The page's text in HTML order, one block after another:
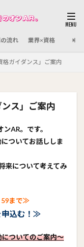
流れ 業界×資格
格ガイダンス」ご案内
ンス」ご案内
AR。です。
ついてお話ししま
来について考えてみ
59まで≫
申込む！≫
ついてのご案内～